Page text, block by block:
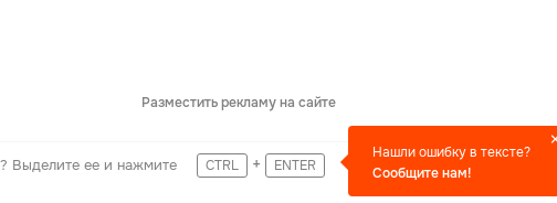
Разместить рекламу на сайте
Выделите ее и нажмите CTRL + ENTER
Нашли ошибку в тексте?
Сообщите нам!